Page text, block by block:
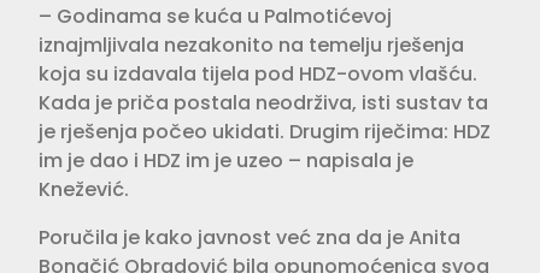
– Godinama se kuća u Palmotićevoj
iznajmljivala nezakonito na temelju rješenja
koja su izdavala tijela pod HDZ-ovom vlašću.
Kada je priča postala neodrživa, isti sustav ta
je rješenja počeo ukidati. Drugim riječima: HDZ
im je dao i HDZ im je uzeo – napisala je
Knežević.
Poručila je kako javnost već zna da je Anita
Bonačić Obradović bila opunomoćenica svog